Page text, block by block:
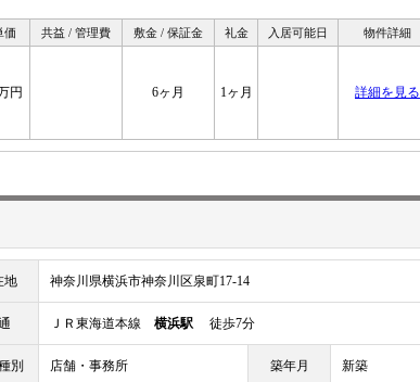
価 共益 / 管理費 敷金 / 保証金 礼金 入居可能日 物件詳細
円 6ヶ月 1ヶ月 詳細を見る
地 神奈川県横浜市神奈川区泉町17-14
ＪＲ東海道本線 横浜駅 徒歩7分
別 店舗・事務所 築年月 新築